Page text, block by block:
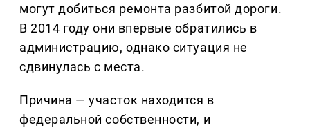
могут добиться ремонта разбитой дороги.
В 2014 году они впервые обратились в
администрацию, однако ситуация не
сдвинулась с места.
Причина — участок находится в
федеральной собственности, и